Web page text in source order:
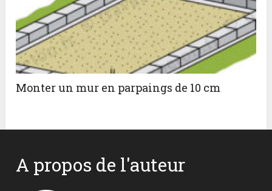
Monter un mur en parpaings de 10 cm
A propos de l'auteur